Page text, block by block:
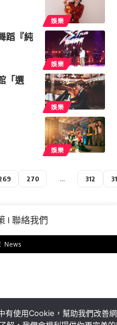
娛樂
娛樂
蹈『純
娛樂
「選
娛樂
270 ... 312
聯絡我們
News
有使用Cookie，幫助我們改善